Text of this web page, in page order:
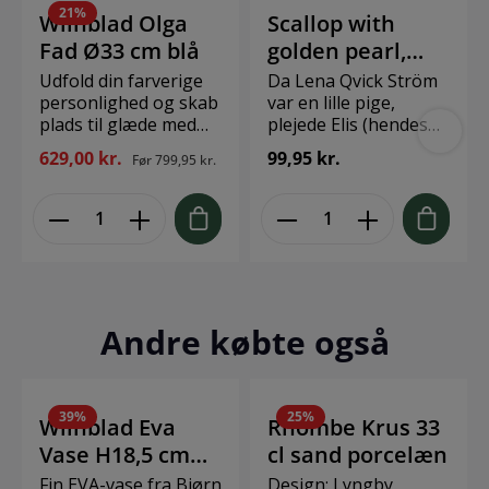
21%
Wiinblad Olga
Fad Ø33 cm blå
Udfold din farverige
personlighed og skab
plads til glæde med
Bjørn Wiinblads Olga.
Med sit søde smil,
karakterfulde
dekorationer rummer
når hun tager form
Glad og drømmende
skaber hun liv og
personlighed i
indretningen med sit
629,00 kr. Før799,95 kr.
Scallop with
golden pearl,
large creme
ø10cm
Da Lena Qvick Ström
var en lille pige,
plejede Elis (hendes
far) at tage hende
med på stranden for
muslingeskaller. Disse
dejlige øjeblikke har
vidundere. Skallen
kommer i forskellige
kollektionen er
håndlavet i stentøj,
hvilket gør hvert
stykke helt unikt.
99,95 kr.
Andre købte også
39%
Wiinblad Eva
Vase H18,5 cm
blå
Fin EVA-vase fra Bjørn
25%
Rhombe Krus 33
cl sand porcelæn
Design: Lyngby